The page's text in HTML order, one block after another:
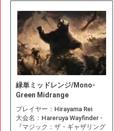
緑単ミッドレンジ/Mono-
Green Midrange
プレイヤー： Hirayama Rei
大会名： Hareruya Wayfinder -
『マジック：ザ・ギャザリング